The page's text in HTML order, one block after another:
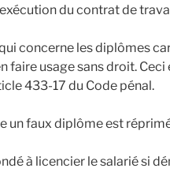
du contrat de
concerne les diplômes
faire usage sans droit.
433-17 du Code pénal.
un faux diplôme est
à licencier le salarié si